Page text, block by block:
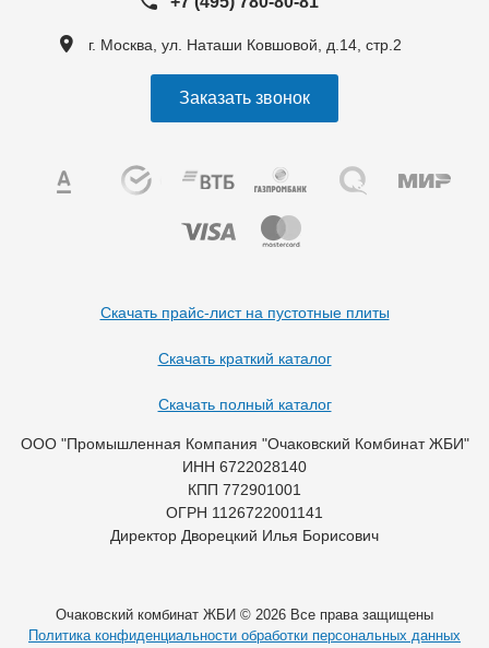
г. Москва, ул. Наташи Ковшовой, д.14, стр.2
Заказать звонок
Скачать прайс-лист на пустотные плиты
Скачать краткий каталог
Скачать полный каталог
ООО "Промышленная Компания "Очаковский Комбинат ЖБИ"
ИНН 6722028140
КПП 772901001
ОГРН 1126722001141
Директор Дворецкий Илья Борисович
Очаковский комбинат ЖБИ © 2026 Все права защищены
Политика конфиденциальности обработки персональных данных